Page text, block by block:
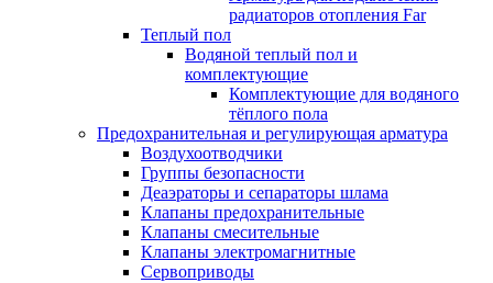
радиаторов отопления Far
Теплый пол
Водяной теплый пол и
комплектующие
Комплектующие для водяного
тёплого пола
Предохранительная и регулирующая арматура
Воздухоотводчики
Группы безопасности
Деаэраторы и сепараторы шлама
Клапаны предохранительные
Клапаны смесительные
Клапаны электромагнитные
Сервоприводы